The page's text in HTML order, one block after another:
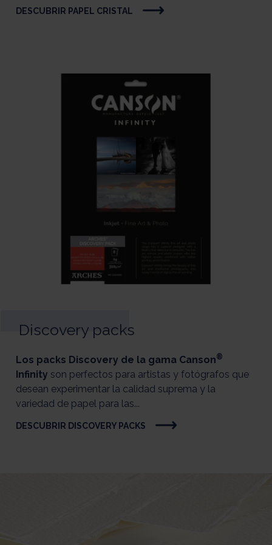
DESCUBRIR PAPEL CRISTAL
Discovery packs
​Los packs Discovery de la gama Canson®
Infinity son perfectos para artistas y fotógrafos que
desean experimentar la calidad suprema y la
variedad de papel para las...
DESCUBRIR DISCOVERY PACKS